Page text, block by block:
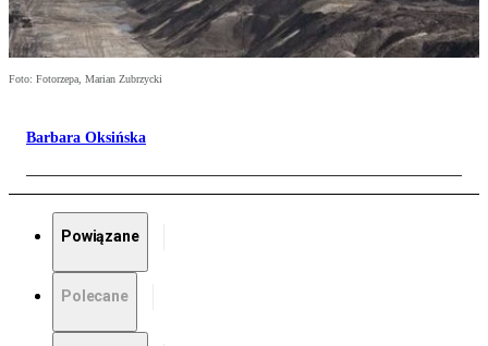
Foto: Fotorzepa, Marian Zubrzycki
Barbara Oksińska
Powiązane
Polecane